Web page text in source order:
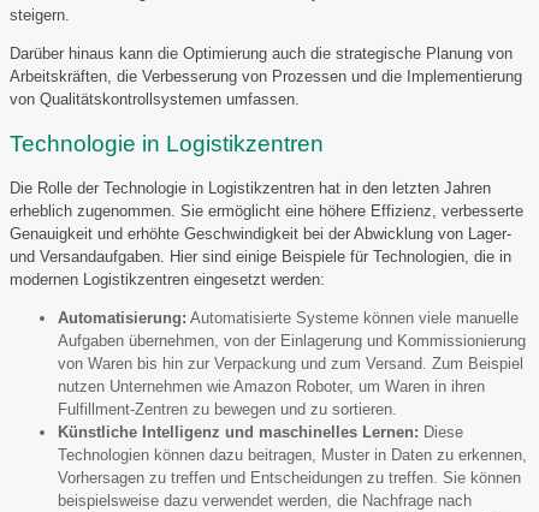
steigern.
Darüber hinaus kann die Optimierung auch die strategische Planung von
Arbeitskräften, die Verbesserung von Prozessen und die Implementierung
von Qualitätskontrollsystemen umfassen.
Technologie in Logistikzentren
Die Rolle der Technologie in Logistikzentren hat in den letzten Jahren
erheblich zugenommen. Sie ermöglicht eine höhere Effizienz, verbesserte
Genauigkeit und erhöhte Geschwindigkeit bei der Abwicklung von Lager-
und Versandaufgaben. Hier sind einige Beispiele für Technologien, die in
modernen Logistikzentren eingesetzt werden:
Automatisierung: Automatisierte Systeme können viele manuelle
Aufgaben übernehmen, von der Einlagerung und Kommissionierung
von Waren bis hin zur Verpackung und zum Versand. Zum Beispiel
nutzen Unternehmen wie Amazon Roboter, um Waren in ihren
Fulfillment-Zentren zu bewegen und zu sortieren.
Künstliche Intelligenz und maschinelles Lernen: Diese
Technologien können dazu beitragen, Muster in Daten zu erkennen,
Vorhersagen zu treffen und Entscheidungen zu treffen. Sie können
beispielsweise dazu verwendet werden, die Nachfrage nach